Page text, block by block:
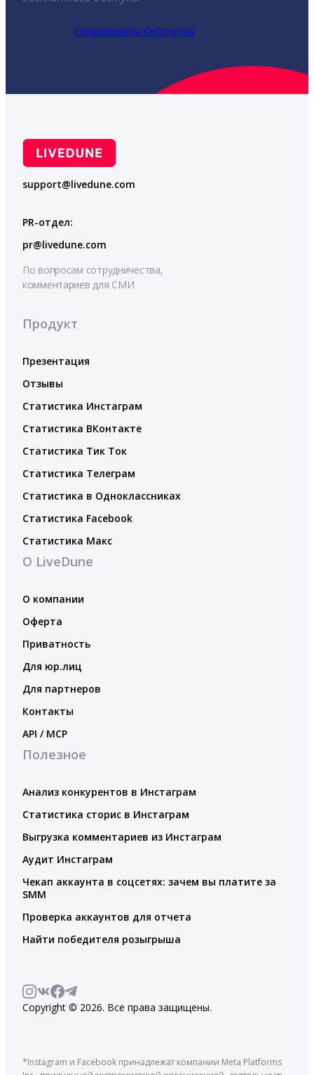
Попробовать бесплатно
support@livedune.com
PR-отдел:
pr@livedune.com
По вопросам сотрудничества,
комментариев для СМИ
Продукт
Презентация
Отзывы
Статистика Инстаграм
Статистика ВКонтакте
Статистика Тик Ток
Статистика Телеграм
Статистика в Одноклассниках
Статистика Facebook
Статистика Макс
О LiveDune
О компании
Оферта
Приватность
Для юр.лиц
Для партнеров
Контакты
API / MCP
Полезное
Анализ конкурентов в Инстаграм
Статистика сторис в Инстаграм
Выгрузка комментариев из Инстаграм
Аудит Инстаграм
Чекап аккаунта в соцсетях: зачем вы платите за
SMM
Проверка аккаунтов для отчета
Найти победителя розыгрыша
Copyright © 2026. Все права защищены.
*Instagram и Facebook принадлежат компании Meta Platforms